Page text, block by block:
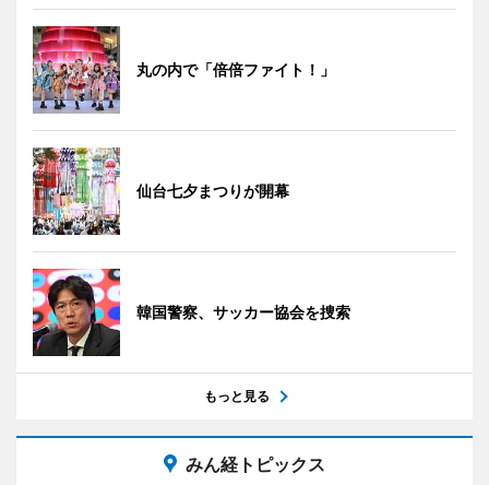
丸の内で「倍倍ファイト！」
仙台七夕まつりが開幕
韓国警察、サッカー協会を捜索
もっと見る
みん経トピックス